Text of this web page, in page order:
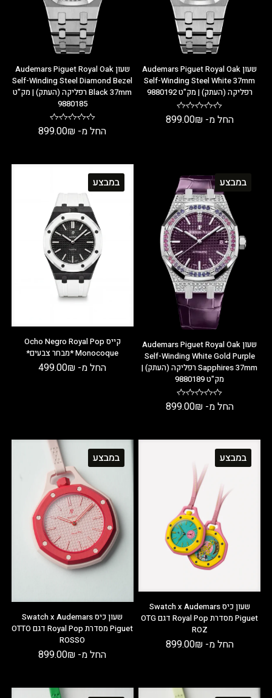
שעון Audemars Piguet Royal Oak
Self-Winding Steel White 37mm
רפליקה (העתק) | מק"ט 9880192
החל מ- 899.00₪
שעון Audemars Piguet Royal Oak
Self-Winding Steel Diamond Bezel
Black 37mm רפליקה (העתק) | מק"ט
9880185
החל מ- 899.00₪
במבצע
שעון Audemars Piguet Royal Oak
Self-Winding White Gold Purple
Sapphires 37mm רפליקה (העתק) |
מק"ט 9880189
החל מ- 899.00₪
במבצע
קייס Ocho Negro Royal Pop
Monocoque *מבחר צבעים*
החל מ- 499.00₪
במבצע
שעון כיס Swatch x Audemars
Piguet מסדרת Royal Pop דגם OTG
ROZ
החל מ- 899.00₪
במבצע
שעון כיס Swatch x Audemars
Piguet מסדרת Royal Pop דגם OTTO
ROSSO
החל מ- 899.00₪